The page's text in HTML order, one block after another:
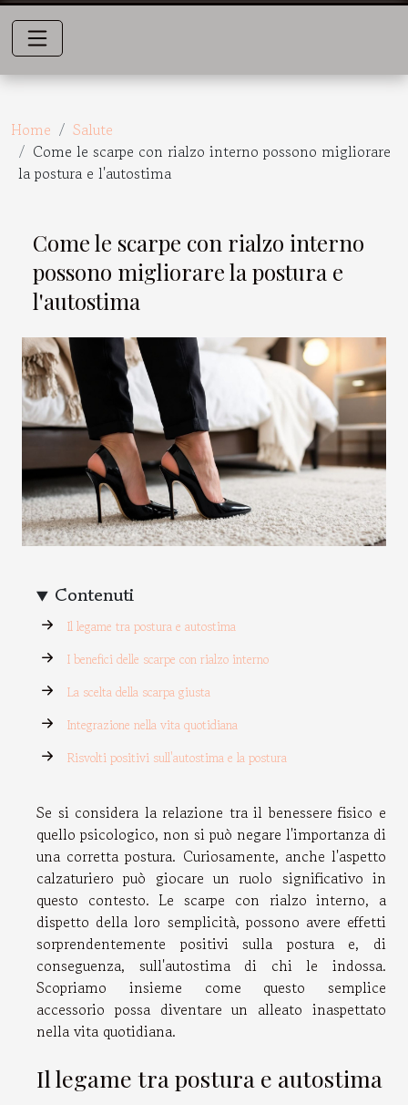
Home
Salute
Come le scarpe con rialzo interno possono migliorare
la postura e l'autostima
Come le scarpe con rialzo interno
possono migliorare la postura e
l'autostima
Contenuti
Il legame tra postura e autostima
I benefici delle scarpe con rialzo interno
La scelta della scarpa giusta
Integrazione nella vita quotidiana
Risvolti positivi sull'autostima e la postura
Se si considera la relazione tra il benessere fisico e
quello psicologico, non si può negare l'importanza di
una corretta postura. Curiosamente, anche l'aspetto
calzaturiero può giocare un ruolo significativo in
questo contesto. Le scarpe con rialzo interno, a
dispetto della loro semplicità, possono avere effetti
sorprendentemente positivi sulla postura e, di
conseguenza, sull'autostima di chi le indossa.
Scopriamo insieme come questo semplice
accessorio possa diventare un alleato inaspettato
nella vita quotidiana.
Il legame tra postura e autostima